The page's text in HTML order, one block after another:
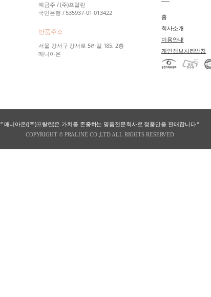
예금주 / (주)프랄린
국민은행 / 535937-01-013422
반품주소
서울 강서구 강서로 5라길 185, 2층
매니아온
홈
회사소개
이용안내
개인정보처리방침
“ 매니아온((주)프랄린)은 가치를 존중하는 명품전문회사로 정품만을 판매합니다 ”
COPYRIGHT © PRALINE CO.,LTD ALL RIGHTS RESERVED